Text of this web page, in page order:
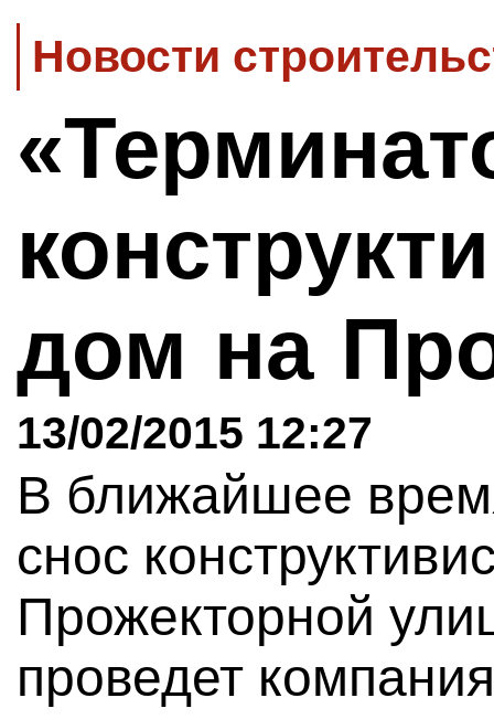
Новости
дом на
13/02/2015 12:27
В ближайшее
снос
Прожекторной
проведет